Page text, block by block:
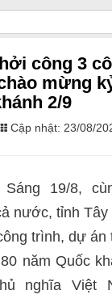
công 3
mừng
2/9
Cập nhật: 23/08/
Sáng 19/8,
nước, tỉnh
trình, dự án
năm Quốc
nghĩa Việt